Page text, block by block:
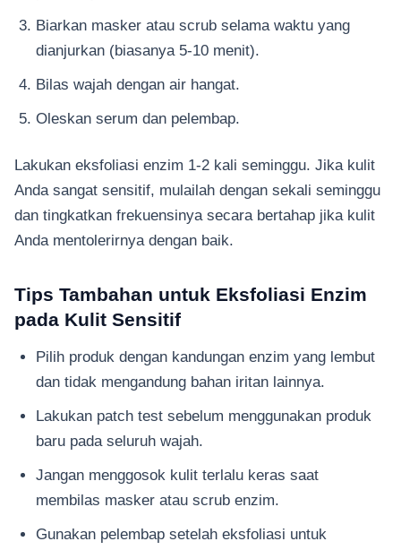
Biarkan masker atau scrub selama waktu yang
dianjurkan (biasanya 5-10 menit).
Bilas wajah dengan air hangat.
Oleskan serum dan pelembap.
Lakukan eksfoliasi enzim 1-2 kali seminggu. Jika kulit
Anda sangat sensitif, mulailah dengan sekali seminggu
dan tingkatkan frekuensinya secara bertahap jika kulit
Anda mentolerirnya dengan baik.
Tips Tambahan untuk Eksfoliasi Enzim
pada Kulit Sensitif
Pilih produk dengan kandungan enzim yang lembut
dan tidak mengandung bahan iritan lainnya.
Lakukan patch test sebelum menggunakan produk
baru pada seluruh wajah.
Jangan menggosok kulit terlalu keras saat
membilas masker atau scrub enzim.
Gunakan pelembap setelah eksfoliasi untuk